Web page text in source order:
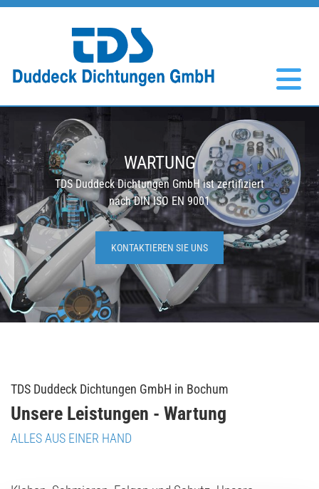
Zum Inhalt springen
WARTUNG
TDS Duddeck Dichtungen GmbH ist zertifiziert
nach DIN ISO EN 9001
KONTAKTIEREN SIE UNS
TDS Duddeck Dichtungen GmbH in Bochum
Unsere Leistungen - Wartung
ALLES AUS EINER HAND